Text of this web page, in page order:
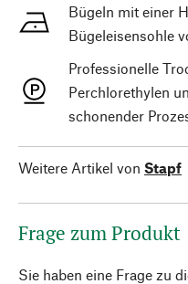
Bügeln mit einer
Bügeleisensohle
Professionelle
Perchlorethylen
schonender
Weitere Artikel von Stapf
Frage zum Produkt
Sie haben eine Frage zu